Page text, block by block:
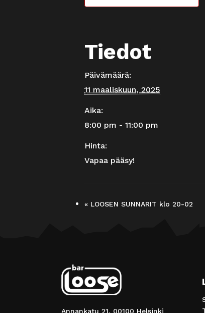
Tiedot
Päivämäärä:
11 maaliskuun, 2025
Aika:
8:00 pm - 11:00 pm
Hinta:
Vapaa pääsy!
« LOOSEN SUNNARIT klo 20-02
Annankatu 21, 00100 Helsinki